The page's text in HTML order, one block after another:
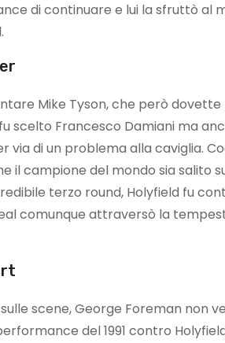
di continuare e lui la sfruttò al
Mike Tyson, che però
scelto Francesco Damiani ma
via di un problema alla caviglia.
il campione del mondo sia salito
terzo round, Holyfield fu
comunque attraversò la
scene, George Foreman non
del 1991 contro